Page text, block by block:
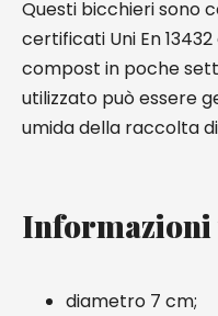
Questi bicchieri sono
certificati Uni En
compost in poche
utilizzato può essere
umida della raccolta
Informazioni
diametro 7 cm;